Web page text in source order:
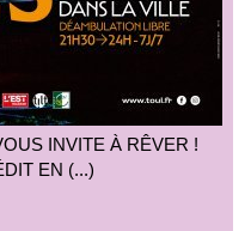
INVITE À RÊVER !
EN (...)